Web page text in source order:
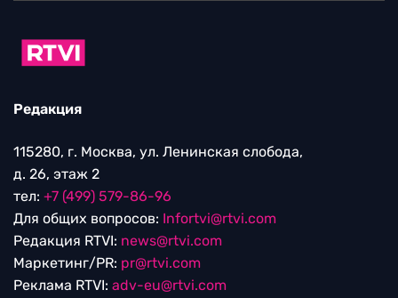
Редакция
115280, г. Москва, ул. Ленинская слобода,
д. 26, этаж 2
тел: +7 (499) 579-86-96
Для общих вопросов: Infortvi@rtvi.com
Редакция RTVI: news@rtvi.com
Маркетинг/PR: pr@rtvi.com
Реклама RTVI: adv-eu@rtvi.com